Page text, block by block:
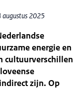
augustus 2025
energie en
cultuurverschillen
zijn. Op